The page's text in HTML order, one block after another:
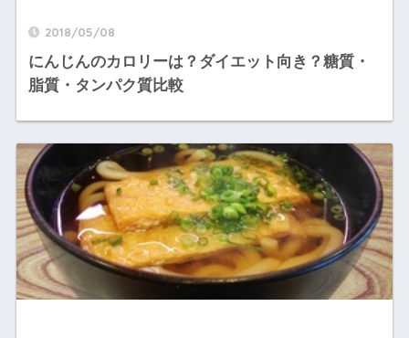
2018/05/08
にんじんのカロリーは？ダイエット向き？糖質・
脂質・タンパク質比較